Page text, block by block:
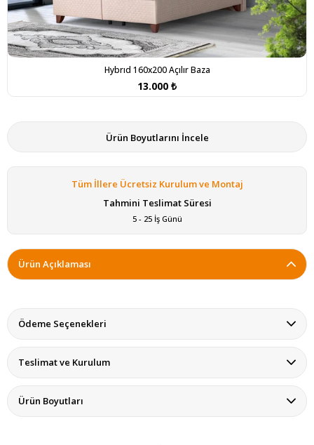
Hybrıd 160x200 Açılır Baza
13.000 ₺
Ürün Boyutlarını İncele
Tüm İllere Ücretsiz Kurulum ve Montaj
Tahmini Teslimat Süresi
5 - 25 İş Günü
Ürün Açıklaması
Ödeme Seçenekleri
Teslimat ve Kurulum
Ürün Boyutları